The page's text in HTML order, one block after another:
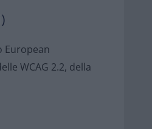
European
WCAG 2.2, della